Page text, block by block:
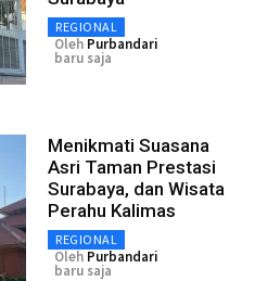
REGIONAL
Oleh Purbandari
baru saja
Menikmati Suasana
Asri Taman Prestasi
Surabaya, dan Wisata
Perahu Kalimas
REGIONAL
Oleh Purbandari
baru saja